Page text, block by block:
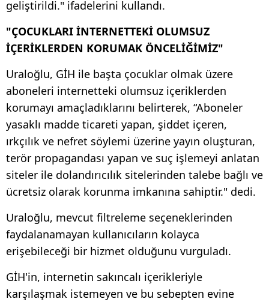
geliştirildi." ifadelerini kullandı.
"ÇOCUKLARI İNTERNETTEKİ OLUMSUZ
İÇERİKLERDEN KORUMAK ÖNCELİĞİMİZ"
Uraloğlu, GİH ile başta çocuklar olmak üzere
aboneleri internetteki olumsuz içeriklerden
korumayı amaçladıklarını belirterek, “Aboneler
yasaklı madde ticareti yapan, şiddet içeren,
ırkçılık ve nefret söylemi üzerine yayın oluşturan,
terör propagandası yapan ve suç işlemeyi anlatan
siteler ile dolandırıcılık sitelerinden talebe bağlı ve
ücretsiz olarak korunma imkanına sahiptir." dedi.
Uraloğlu, mevcut filtreleme seçeneklerinden
faydalanamayan kullanıcıların kolayca
erişebileceği bir hizmet olduğunu vurguladı.
GİH'in, internetin sakıncalı içerikleriyle
karşılaşmak istemeyen ve bu sebepten evine